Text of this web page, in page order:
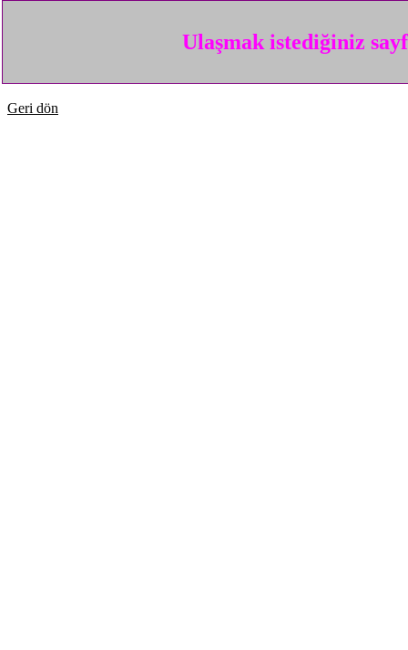
Ulaşmak istediğiniz
Geri dön